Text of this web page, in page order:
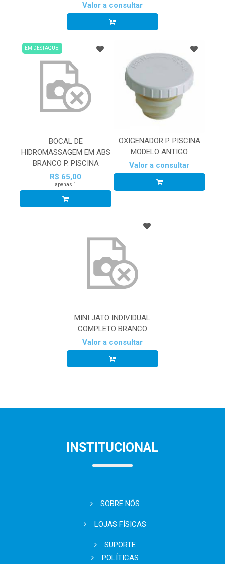
Valor a consultar
EM DESTAQUE!
BOCAL DE
HIDROMASSAGEM EM ABS
BRANCO P. PISCINA
R$ 65,00
apenas 1
OXIGENADOR P. PISCINA
MODELO ANTIGO
Valor a consultar
MINI JATO INDIVIDUAL
COMPLETO BRANCO
Valor a consultar
INSTITUCIONAL
SOBRE NÓS
LOJAS FÍSICAS
SUPORTE
POLÍTICAS